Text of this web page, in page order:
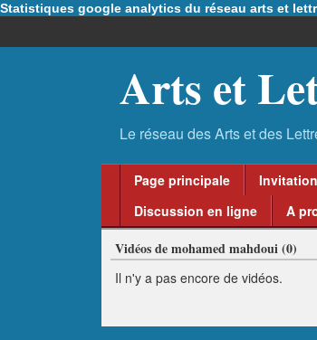
Statistiques google analytics du réseau arts et
Arts et
Page principale
Discussion en ligne
A
Vidéos de mohamed mahdoui (0)
Il n'y a pas encore de vidéos.